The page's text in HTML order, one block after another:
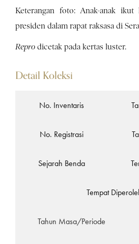
Keterangan foto: Anak-anak ikut
presiden dalam rapat raksasa di
Repro dicetak pada kertas luster.
Detail Koleksi
No. Inventaris
No. Registrasi
Sejarah Benda
Tempat
Tahun Masa/Periode